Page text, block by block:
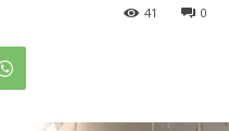
0
41